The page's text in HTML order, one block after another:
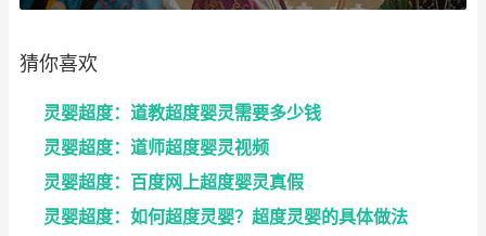
猜你喜欢
灵婴超度：道教超度婴灵需要多少钱
灵婴超度：道师超度婴灵视频
灵婴超度：百度网上超度婴灵真假
灵婴超度：如何超度灵婴？超度灵婴的具体做法